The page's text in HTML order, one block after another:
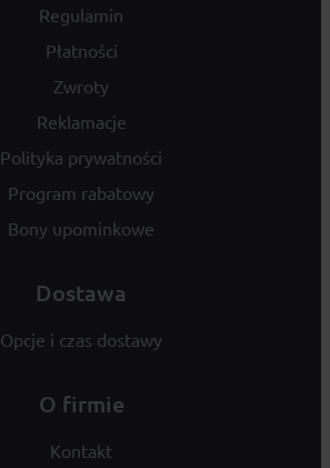
Regulamin
Płatności
Zwroty
Reklamacje
Polityka prywatności
Program rabatowy
Bony upominkowe
Dostawa
Opcje i czas dostawy
O firmie
Kontakt